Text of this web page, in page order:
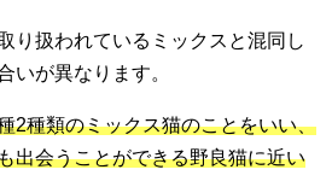
り扱われているミックスと混同し
いが異なります。
2種類のミックス猫のことをいい、
出会うことができる野良猫に近い